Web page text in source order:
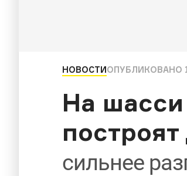
НОВОСТИОПУБЛИКОВАНО
На шасси
сильнее